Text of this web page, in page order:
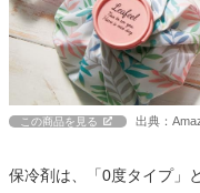
この商品を見る 出典：
保冷剤は、「0度タイプ」